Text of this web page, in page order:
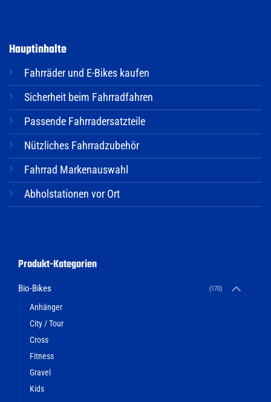
Hauptinhalte
Fahrräder und E-Bikes kaufen
Sicherheit beim Fahrradfahren
Passende Fahrradersatzteile
Nützliches Fahrradzubehör
Fahrrad Markenauswahl
Abholstationen vor Ort
Produkt-Kategorien
Bio-Bikes (170)
Anhänger
City / Tour
Cross
Fitness
Gravel
Kids